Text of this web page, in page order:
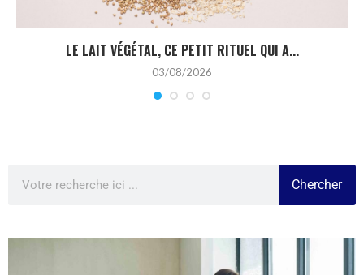
LE LAIT VÉGÉTAL, CE PETIT RITUEL QUI A...
03/08/2026
Chercher